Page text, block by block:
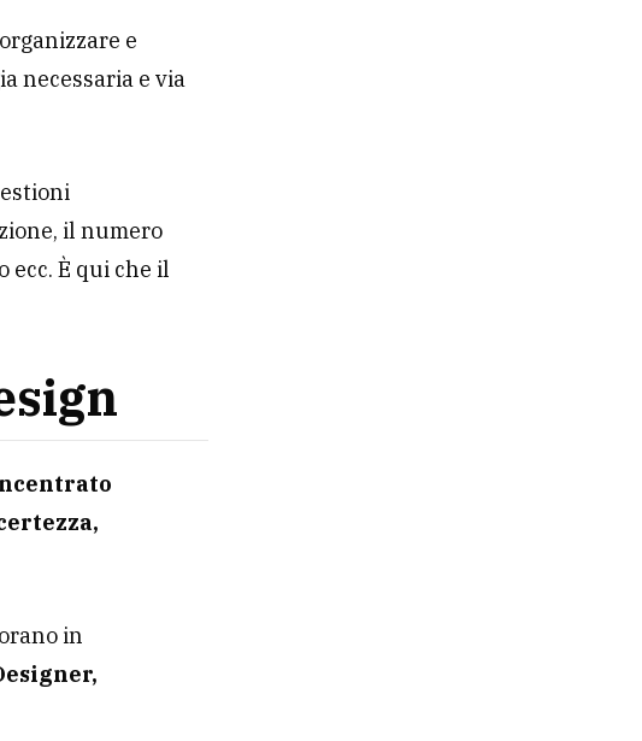
e
necessaria e via
il numero
ecc. È qui che il
in